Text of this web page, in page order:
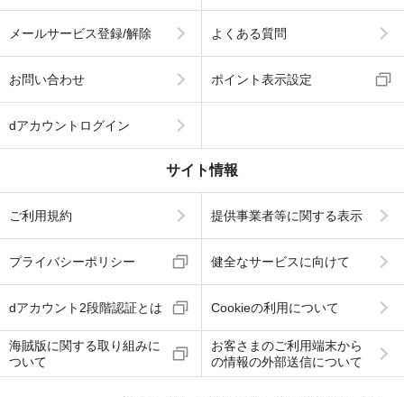
メールサービス登録/解除 よくある質問
お問い合わせ ポイント表示設定
dアカウントログイン
サイト情報
ご利用規約 提供事業者等に関する表示
プライバシーポリシー 健全なサービスに向けて
dアカウント2段階認証とは Cookieの利用について
海賊版に関する取り組みに
ついて
お客さまのご利用端末から
の情報の外部送信について